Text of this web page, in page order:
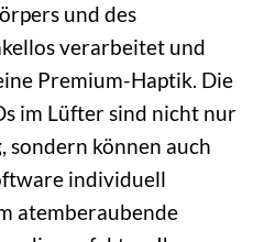
und des
verarbeitet und
Premium-Haptik. Die
im Lüfter sind nicht nur
können auch
individuell
atemberaubende